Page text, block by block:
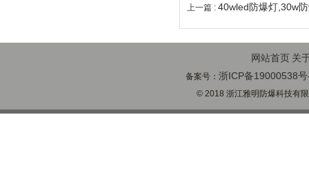
上一篇 : 40wled防爆灯,30w
网站首页 关
备案号：浙ICP备19000538
© 2018 浙江雅明防爆科技有